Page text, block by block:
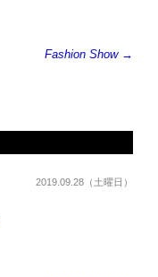
Fashion Show →
2019.09.28（土曜日）